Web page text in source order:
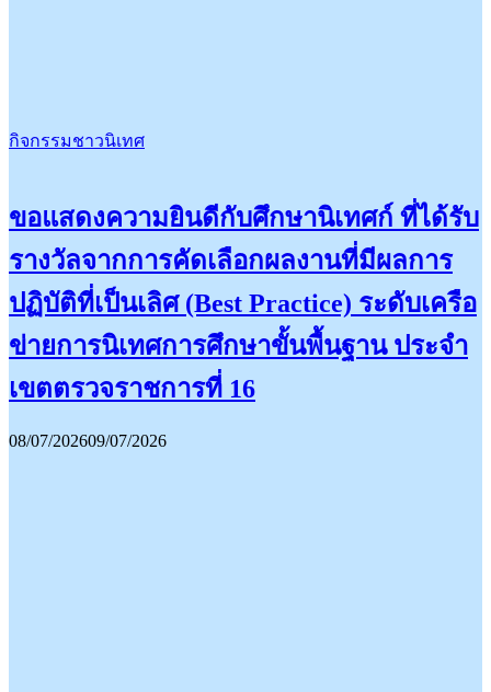
กิจกรรมชาวนิเทศ
ขอแสดงความยินดีกับศึกษานิเทศก์ ที่ได้รับ
รางวัลจากการคัดเลือกผลงานที่มีผลการ
ปฏิบัติที่เป็นเลิศ (Best Practice) ระดับเครือ
ข่ายการนิเทศการศึกษาขั้นพื้นฐาน ประจำ
เขตตรวจราชการที่ 16
08/07/202609/07/2026